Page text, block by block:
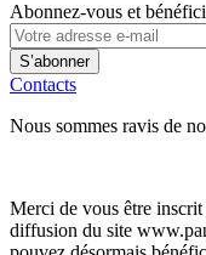
Abonnez-vous et
S’abonner
Contacts
Nous sommes ravis de
Merci de vous être
diffusion du site